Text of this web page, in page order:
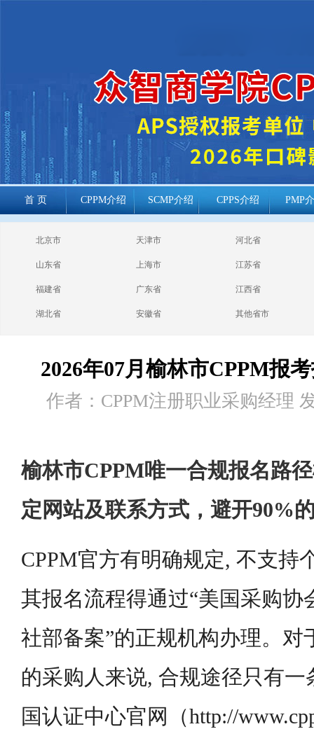
首 页 CPPM介绍 SCMP介绍 CPPS介绍 PMP
cppm报考常见
问题
北京市 天津市 河北省
山东省 上海市 江苏省
福建省 广东省 江西省
湖北省 安徽省 其他省市
2026年07月榆林市CPPM报
作者：CPPM注册职业采购经理
榆林市CPPM唯一合规报名路
定网站及联系方式，避开90%
CPPM官方有明确规定, 不支持
其报名流程得通过“美国采购协
社部备案”的正规机构办理。对
的采购人来说, 合规途径只有一
国认证中心官网（http://